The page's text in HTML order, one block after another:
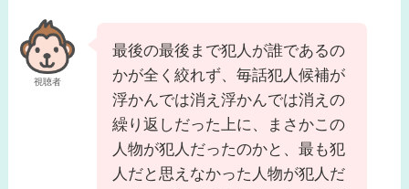
視聴者
最後の最後まで犯人が誰であるの
かが全く絞れず、毎話犯人候補が
浮かんでは消え浮かんでは消えの
繰り返しだった上に、まさかこの
人物が犯人だったのかと、最も犯
人だと思えなかった人物が犯人だ